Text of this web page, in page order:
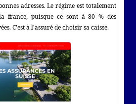
adresses. Le régime est totalement
france, puisque ce sont à 80 % des
C'est à l'assuré de choisir sa caisse.